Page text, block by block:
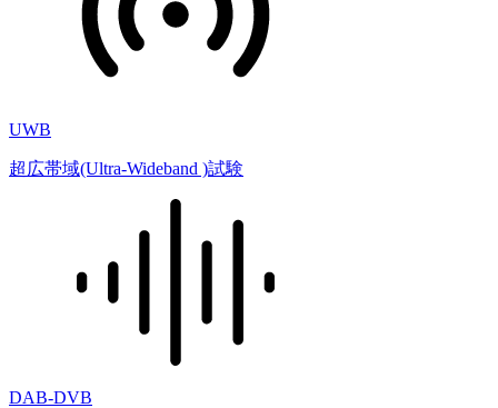
UWB
超広帯域(Ultra-Wideband )試験
DAB-DVB